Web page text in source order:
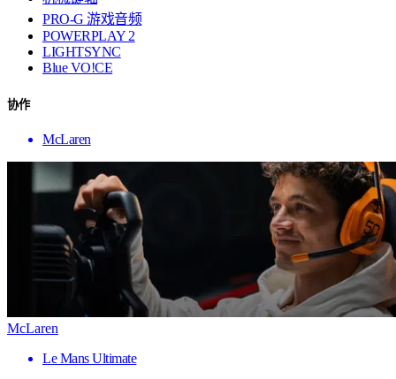
PRO-G 游戏音频
POWERPLAY 2
LIGHTSYNC
Blue VO!CE
协作
McLaren
McLaren
Le Mans Ultimate